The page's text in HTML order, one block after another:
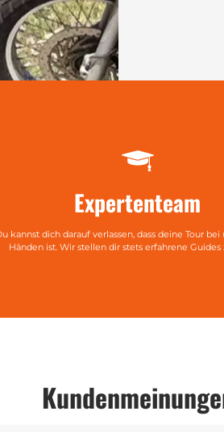
Expertenteam
kannst dich darauf verlassen, dass deine Tour bei
Händen ist. Wir stellen dir stets erfahrene Guides